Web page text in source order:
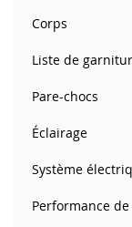
Corps
Liste de
Pare-chocs
Éclairage
Système
Performance